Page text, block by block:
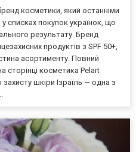
косметики, який останніми
списках покупок українок, що
результату. Бренд
продуктів з SPF 50+,
асортименту. Повний
сторінці косметика Pelart
захисту шкіри Ізраїль — одна з